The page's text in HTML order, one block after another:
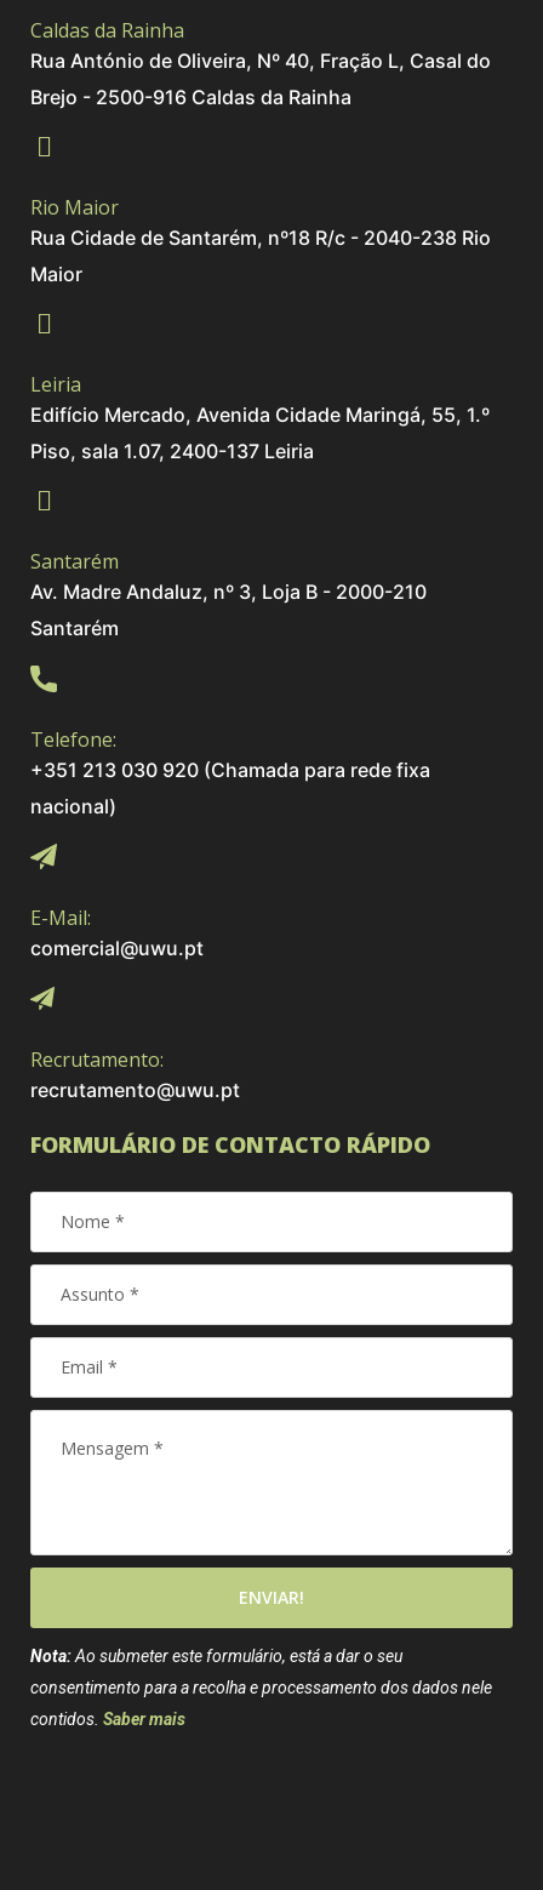
Caldas da Rainha
Rua António de Oliveira, Nº 40, Fração L, Casal do
Brejo - 2500-916 Caldas da Rainha
Rio Maior
Rua Cidade de Santarém, nº18 R/c - 2040-238 Rio
Maior
Leiria
Edifício Mercado, Avenida Cidade Maringá, 55, 1.º
Piso, sala 1.07, 2400-137 Leiria
Santarém
Av. Madre Andaluz, nº 3, Loja B - 2000-210
Santarém
Telefone:
+351 213 030 920 (Chamada para rede fixa
nacional)
E-Mail:
comercial@uwu.pt
Recrutamento:
recrutamento@uwu.pt
FORMULÁRIO DE CONTACTO RÁPIDO
ENVIAR!
Nota:Ao submeter este formulário, está a dar o seu
consentimento para a recolha e processamento dos dados nele
contidos. Saber mais